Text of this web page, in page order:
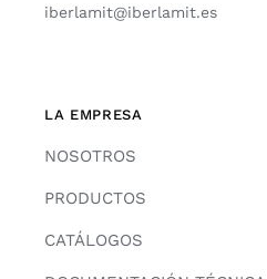
iberlamit@iberlamit.es
LA EMPRESA
NOSOTROS
PRODUCTOS
CATÁLOGOS